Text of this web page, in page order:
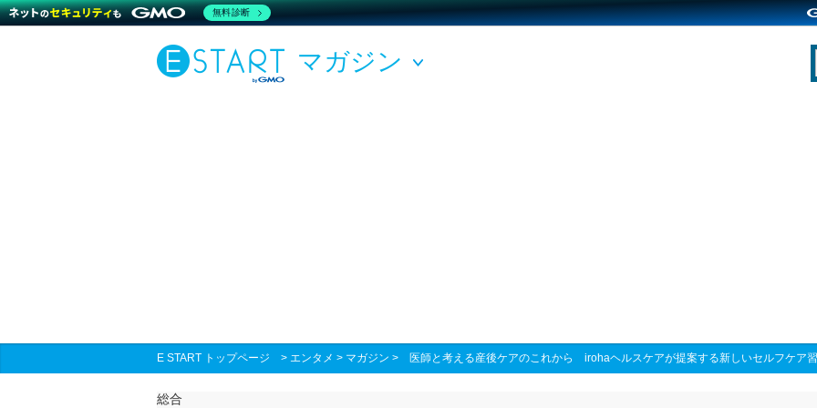
マガジン
E START トップページ > エンタメ > マガジン > 医師と考える産後ケアのこれから irohaヘルスケアが提案する新しいセルフケア
総合
無料診断